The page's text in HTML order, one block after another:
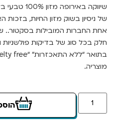
של ניסיון בשוק מזון החיות,
אחת החברות המובילות בסקטור..
חלק בכל סוג של בדיקות פולשניות
מוצריה.